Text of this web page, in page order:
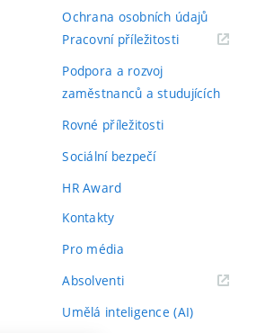
Ochrana osobních údajů
Pracovní příležitosti(externí
Podpora a rozvoj
zaměstnanců a studujících
Rovné příležitosti
Sociální bezpečí
HR Award
Kontakty
Pro média
Absolventi(externí
Umělá inteligence (AI)